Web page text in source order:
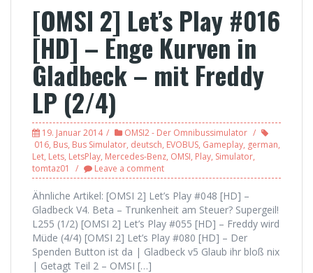
[OMSI 2] Let’s Play #016
[HD] – Enge Kurven in
Gladbeck – mit Freddy
LP (2/4)
19. Januar 2014
OMSI2 - Der Omnibussimulator
016, Bus, Bus Simulator, deutsch, EVOBUS, Gameplay, german,
Let, Lets, LetsPlay, Mercedes-Benz, OMSI, Play, Simulator,
tomtaz01
Leave a comment
Ähnliche Artikel: [OMSI 2] Let’s Play #048 [HD] –
Gladbeck V4. Beta – Trunkenheit am Steuer? Supergeil!
L255 (1/2) [OMSI 2] Let’s Play #055 [HD] – Freddy wird
Müde (4/4) [OMSI 2] Let’s Play #080 [HD] – Der
Spenden Button ist da | Gladbeck v5 Glaub ihr bloß nix
| Getagt Teil 2 – OMSI […]